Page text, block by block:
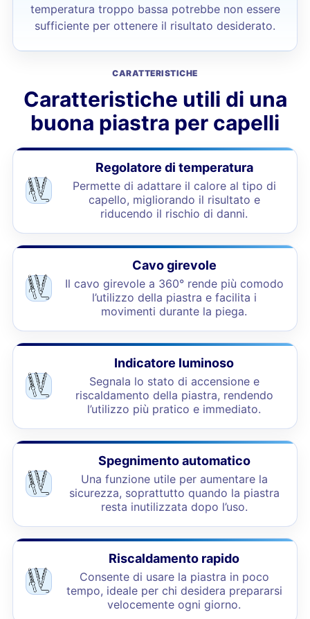
temperatura troppo bassa potrebbe non essere
sufficiente per ottenere il risultato desiderato.
CARATTERISTICHE
Caratteristiche utili di una
buona piastra per capelli
Regolatore di temperatura
Permette di adattare il calore al tipo di
capello, migliorando il risultato e
riducendo il rischio di danni.
Cavo girevole
Il cavo girevole a 360° rende più comodo
l’utilizzo della piastra e facilita i
movimenti durante la piega.
Indicatore luminoso
Segnala lo stato di accensione e
riscaldamento della piastra, rendendo
l’utilizzo più pratico e immediato.
Spegnimento automatico
Una funzione utile per aumentare la
sicurezza, soprattutto quando la piastra
resta inutilizzata dopo l’uso.
Riscaldamento rapido
Consente di usare la piastra in poco
tempo, ideale per chi desidera prepararsi
velocemente ogni giorno.